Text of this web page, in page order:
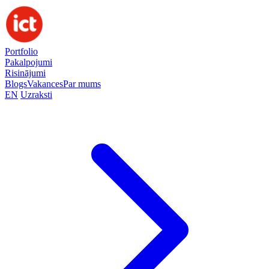
Portfolio
Pakalpojumi
Risinājumi
BlogsVakancesPar mums
EN Uzraksti